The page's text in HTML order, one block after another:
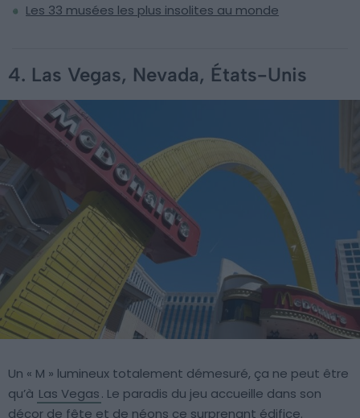
Les 33 musées les plus insolites au monde
4. Las Vegas, Nevada, États-Unis
Un « M » lumineux totalement démesuré, ça ne peut être
qu’à Las Vegas. Le paradis du jeu accueille dans son
décor de fête et de néons ce surprenant édifice.